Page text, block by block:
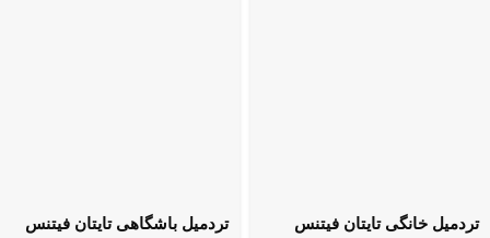
تردمیل خانگی تایتان فیتنس
تردمیل باشگاهی تایتان فیتنس